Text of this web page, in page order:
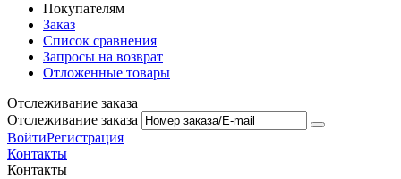
Покупателям
Заказ
Список сравнения
Запросы на возврат
Отложенные товары
Отслеживание заказа
Отслеживание заказа
ВойтиРегистрация
Контакты
Контакты